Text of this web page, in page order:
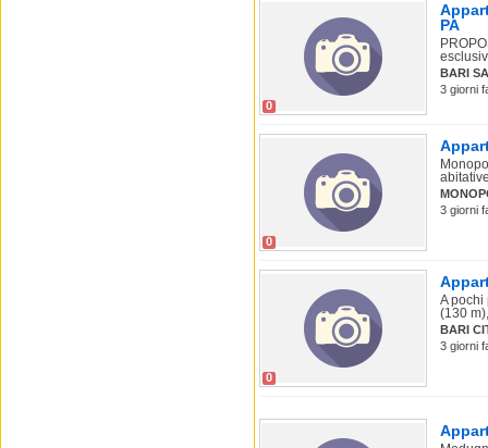
0
PA
BARI
3 giorni
0
3 giorni
0
A pochi
(130
BARI
3 giorni